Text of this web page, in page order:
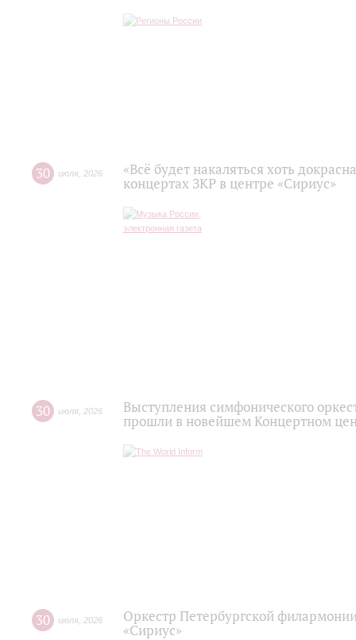
30 июля 2026
«Всё будет накаляться хоть
концертах ЗКР в центре «Сириус»
30 июля 2026
Выступления симфонического
прошли в новейшем Концертном
30 июля 2026
Оркестр Петербургской
«Сириус»